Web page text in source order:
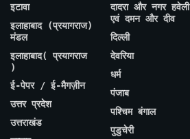
इटावा
इलाहाबाद (प्रयागराज)
मंडल
इलाहाबाद( प्रयागराज
)
ई-पेपर / ई-मैगज़ीन
उत्तर प्रदेश
उत्तराखंड
दादरा और नगर हवेली
एवं दमन और दीव
दिल्ली
देवरिया
धर्म
पंजाब
पश्चिम बंगाल
पुडुचेरी